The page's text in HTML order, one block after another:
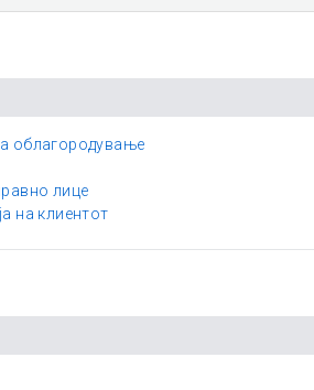
облагородување
лице
на клиентот